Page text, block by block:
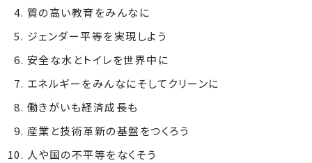
質の高い教育をみんなに
ジェンダー平等を実現しよう
安全な水とトイレを世界中に
エネルギーをみんなにそしてクリーンに
働きがいも経済成長も
産業と技術革新の基盤をつくろう
人や国の不平等をなくそう